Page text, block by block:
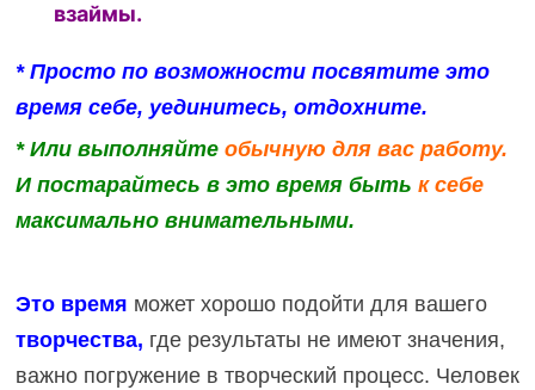
взаймы.
* Просто по возможности посвятите это
время себе, уединитесь, отдохните.
* Или выполняйте обычную для вас работу.
И постарайтесь в это время быть к себе
максимально внимательными.
Это время может хорошо подойти для вашего
творчества, где результаты неимеют значения,
важно погружение в творческий процесс. Человек